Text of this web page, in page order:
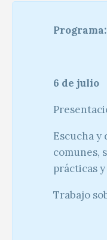
Programa:
6 de julio
Escucha
comunes,
prácticas
Trabajo